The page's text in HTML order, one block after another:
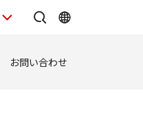
お問い合わせ